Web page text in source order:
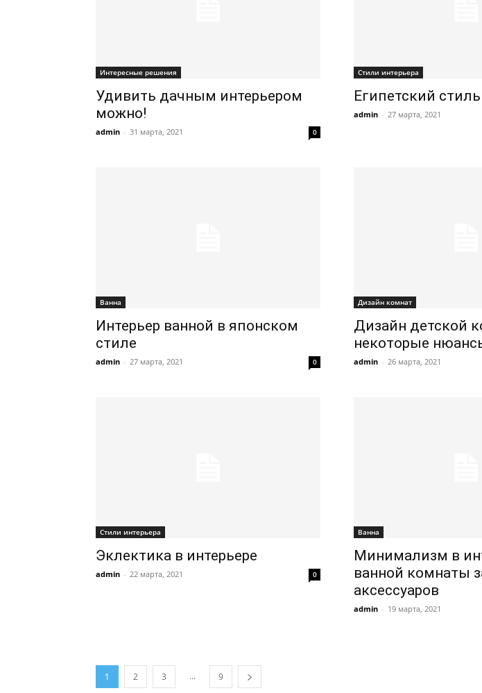
Интересные решения
Удивить дачным интерьером
можно!
admin - 31 марта, 2021 0
Стили интерьера
Египетский
admin - 27 марта, 2021
Ванна
Интерьер ванной в японском
стиле
admin - 27 марта, 2021 0
Дизайн комнат
Дизайн детской
некоторые
admin - 26 марта, 2021
Стили интерьера
Эклектика в интерьере
admin - 22 марта, 2021 0
Ванна
Минимализм в
ванной комнаты
аксессуаров
admin - 19 марта, 2021
1 2 3 ... 9